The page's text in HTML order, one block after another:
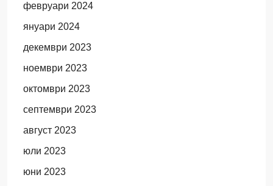
февруари 2024
януари 2024
декември 2023
ноември 2023
октомври 2023
септември 2023
август 2023
юли 2023
юни 2023